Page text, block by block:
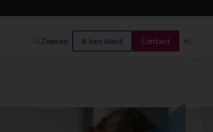
Zoeken Ik ben klant Contact NL